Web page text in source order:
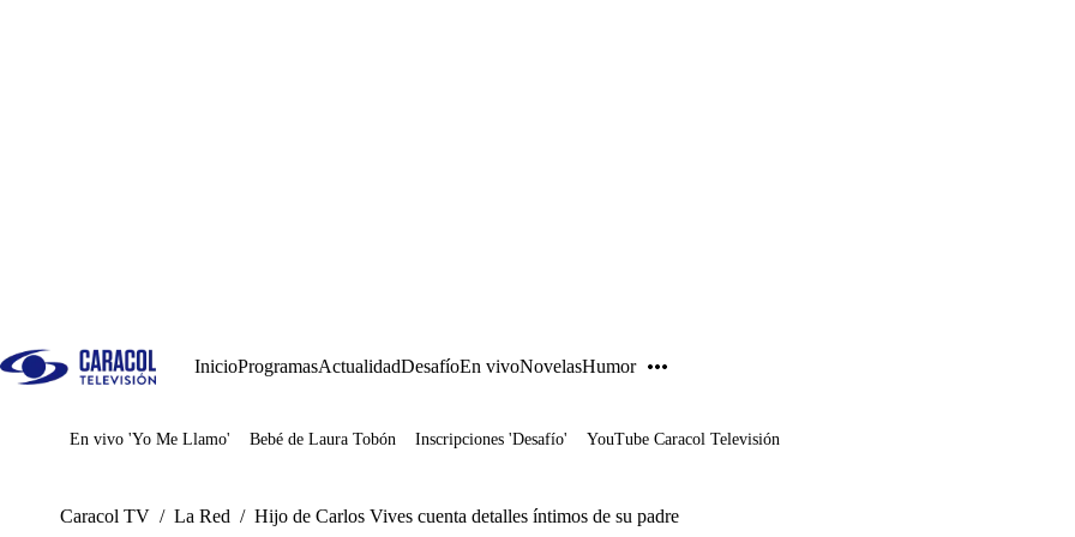
InicioProgramasActualidadDesafíoEn vivoNovelasHumor
Juegos
En vivo 'Yo Me Llamo' Bebé de Laura Tobón Inscripciones 'Desafío' YouTube Caracol Televisión
Caracol TV / La Red / Hijo de Carlos Vives cuenta detalles íntimos de su padre